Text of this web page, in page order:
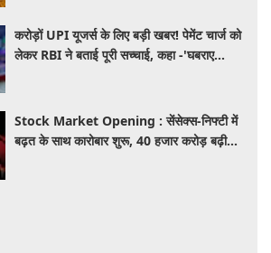
करोड़ों UPI यूजर्स के लिए बड़ी खबर! पेमेंट चार्ज को
लेकर RBI ने बताई पूरी सच्चाई, कहा -'घबराए
Stock Market Opening : सेंसेक्स-निफ्टी में
बढ़त के साथ कारोबार शुरू, 40 हजार करोड़ बढ़ी